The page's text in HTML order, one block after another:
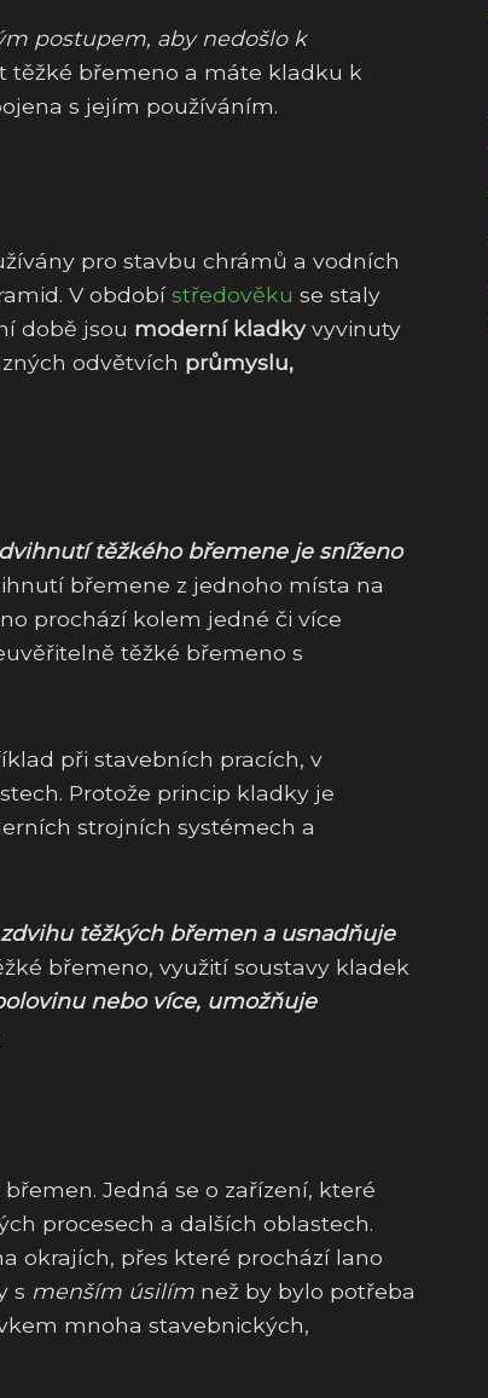
postupem, aby nedošlo k
těžké břemeno a máte kladku k
s jejím používáním.
pro stavbu chrámů a vodních
V období středověku se staly
době jsou moderní kladkyvyvinuty
odvětvích průmyslu,
těžkého břemene je sníženo
břemene z jednoho místa na
prochází kolem jedné či více
těžké břemeno s
při stavebních pracích, v
Protože princip kladky je
strojních systémech a
těžkých břemen a usnadňuje
břemeno, využití soustavy kladek
nebo více, umožňuje
Jedná se o zařízení, které
procesech a dalších oblastech.
okrajích, přes které prochází lano
s menším úsilím než by bylo potřeba
mnoha stavebnických,